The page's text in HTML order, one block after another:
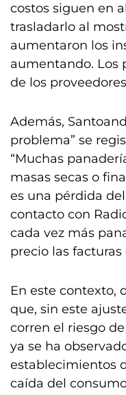
costos siguen en
trasladarlo al
aumentaron los
aumentando. Los
de los
Además,
problema” se
“Muchas
masas secas o
es una pérdida del
contacto con
cada vez más
precio las
En este contexto,
que, sin este
corren el riesgo
ya se ha
establecimientos
caída del